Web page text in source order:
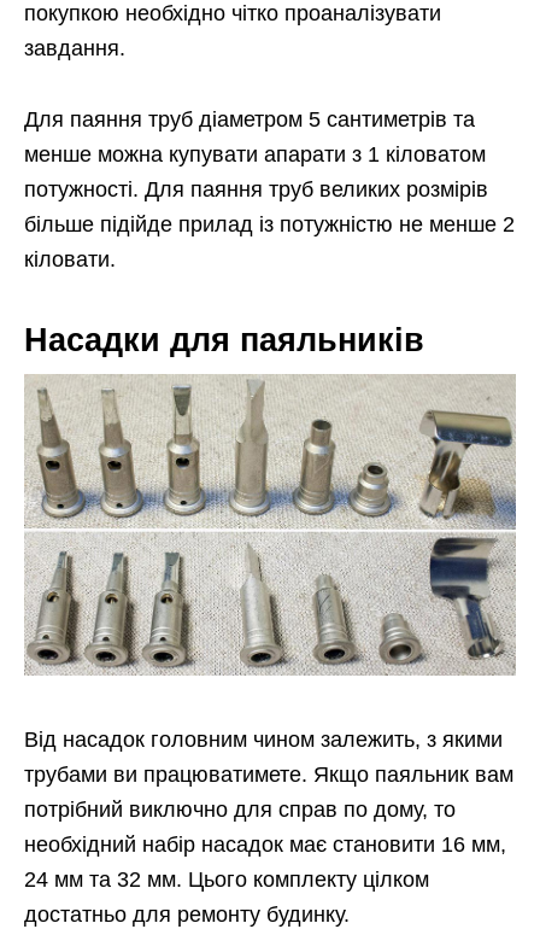
покупкою необхідно чітко проаналізувати
завдання.
Для паяння труб діаметром 5 сантиметрів та
менше можна купувати апарати з 1 кіловатом
потужності. Для паяння труб великих розмірів
більше підійде прилад із потужністю не менше 2
кіловати.
Насадки для паяльників
Від насадок головним чином залежить, з якими
трубами ви працюватимете. Якщо паяльник вам
потрібний виключно для справ по дому, то
необхідний набір насадок має становити 16 мм,
24 мм та 32 мм. Цього комплекту цілком
достатньо для ремонту будинку.